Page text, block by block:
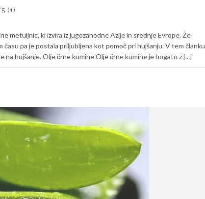
(1)
metuljnic, ki izvira iz jugozahodne Azije in srednje Evrope. Že
pa je postala priljubljena kot pomoč pri hujšanju. V tem članku
na hujšanje. Olje črne kumine Olje črne kumine je bogato z [...]